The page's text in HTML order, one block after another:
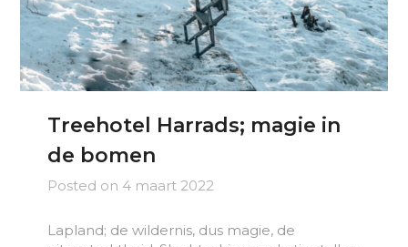
Treehotel Harrads; magie in
de bomen
Posted on 4 maart 2022
Lapland; de wildernis, dus magie, de